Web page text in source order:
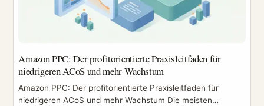
prüfe sie immer gegen den offiziellen FBA Umsatzrechner.
Mitnehmen solltest du das Framework, nicht die exakten
Amazon PPC: Der profitorientierte Praxisleitfaden für
niedrigeren ACoS und mehr Wachstum
Amazon PPC: Der profitorientierte Praxisleitfaden für
niedrigeren ACoS und mehr Wachstum Die meisten